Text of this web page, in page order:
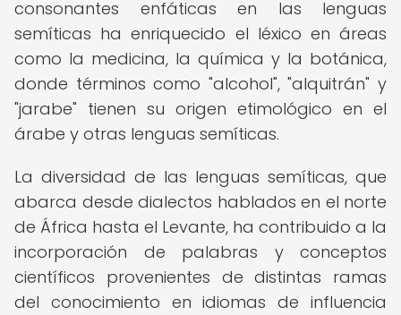
consonantes enfáticas en las lenguas
semíticas ha enriquecido el léxico en áreas
como la medicina, la química y la botánica,
donde términos como "alcohol", "alquitrán" y
"jarabe" tienen su origen etimológico en el
árabe y otras lenguas semíticas.
La diversidad de las lenguas semíticas, que
abarca desde dialectos hablados en el norte
de África hasta el Levante, ha contribuido a la
incorporación de palabras y conceptos
científicos provenientes de distintas ramas
del conocimiento en idiomas de influencia